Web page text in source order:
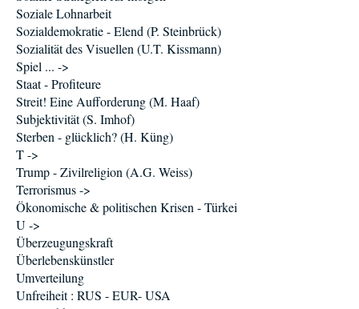
Soziale Lohnarbeit
Sozialdemokratie - Elend (P. Steinbrück)
Sozialität des Visuellen (U.T. Kissmann)
Spiel ... ->
Staat - Profiteure
Streit! Eine Aufforderung (M. Haaf)
Subjektivität (S. Imhof)
Sterben - glücklich? (H. Küng)
T ->
Trump - Zivilreligion (A.G. Weiss)
Terrorismus ->
Ökonomische & politischen Krisen - Türkei
U ->
Überzeugungskraft
Überlebenskünstler
Umverteilung
Unfreiheit : RUS - EUR- USA